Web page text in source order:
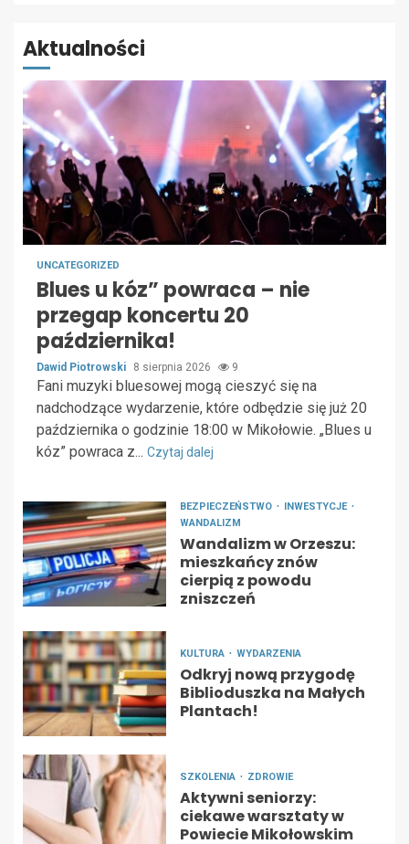
Aktualności
UNCATEGORIZED
Blues u kóz” powraca – nie
przegap koncertu 20
października!
Dawid Piotrowski 8 sierpnia 2026 9
Fani muzyki bluesowej mogą cieszyć się na
nadchodzące wydarzenie, które odbędzie się już 20
października o godzinie 18:00 w Mikołowie. „Blues u
kóz” powraca z... Czytaj dalej
BEZPIECZEŃSTWO
INWESTYCJE
WANDALIZM
Wandalizm w Orzeszu:
mieszkańcy znów
cierpią z powodu
zniszczeń
KULTURA WYDARZENIA
Odkryj nową przygodę
Biblioduszka na Małych
Plantach!
SZKOLENIA ZDROWIE
Aktywni seniorzy:
ciekawe warsztaty w
Powiecie Mikołowskim